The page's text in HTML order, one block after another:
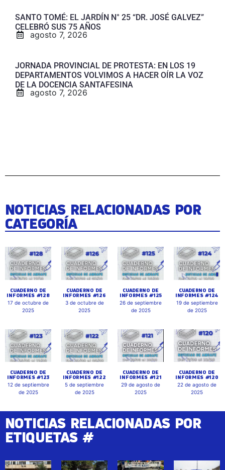
SANTO TOMÉ: EL JARDÍN N° 25 “DR. JOSÉ GALVEZ”
CELEBRÓ SUS 75 AÑOS
agosto 7, 2026
JORNADA PROVINCIAL DE PROTESTA: EN LOS 19
DEPARTAMENTOS VOLVIMOS A HACER OÍR LA VOZ
DE LA DOCENCIA SANTAFESINA
agosto 7, 2026
NOTICIAS RELACIONADAS POR
CATEGORÍA
CUADERNO DE
INFORMES #128
17 de octubre de
2025
CUADERNO DE
INFORMES #126
3 de octubre de
2025
CUADERNO DE
INFORMES #125
26 de septiembre
de 2025
CUADERNO DE
INFORMES #124
19 de septiembre
de 2025
CUADERNO DE
INFORMES #123
12 de septiembre
de 2025
CUADERNO DE
INFORMES #122
5 de septiembre
de 2025
CUADERNO DE
INFORMES #121
29 de agosto de
2025
CUADERNO DE
INFORMES #120
22 de agosto de
2025
NOTICIAS RELACIONADAS POR
ETIQUETAS #